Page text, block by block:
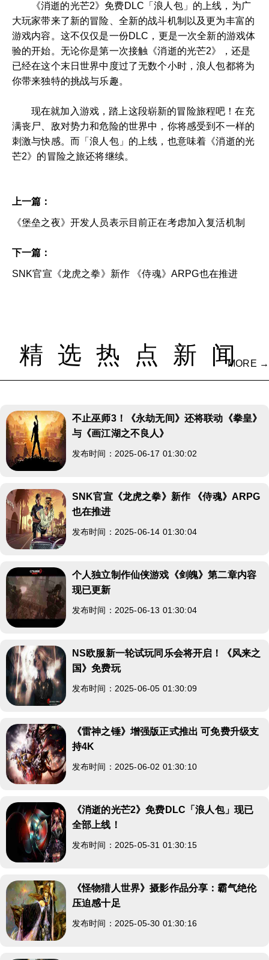
《消逝的光芒2》免费DLC「浪人包」的上线，为广
大玩家带来了新的冒险、全新的战斗机制以及更为丰富的
游戏内容。这不仅仅是一份DLC，更是一次全新的游戏体
验的开始。无论你是第一次接触《消逝的光芒2》，还是
已经在这个末日世界中度过了无数个小时，浪人包都将为
你带来独特的挑战与乐趣。
现在就加入游戏，踏上这段崭新的冒险旅程吧！在充
满丧尸、敌对势力和危险的世界中，你将感受到不一样的
刺激与快感。而「浪人包」的上线，也意味着《消逝的光
芒2》的冒险之旅还将继续。
上一篇：
《堡垒之夜》开发人员表示目前正在考虑加入复活机制
下一篇：
SNK官宣《龙虎之拳》新作 《侍魂》ARPG也在推进
精选热点新闻
MORE →
不止巫师3！《永劫无间》还将联动《拳皇》
与《画江湖之不良人》
发布时间：2025-06-17 01:30:02
SNK官宣《龙虎之拳》新作 《侍魂》ARPG
也在推进
发布时间：2025-06-14 01:30:04
个人独立制作仙侠游戏《剑魄》第二章内容
现已更新
发布时间：2025-06-13 01:30:04
NS欧服新一轮试玩同乐会将开启！《风来之
国》免费玩
发布时间：2025-06-05 01:30:09
《雷神之锤》增强版正式推出 可免费升级支
持4K
发布时间：2025-06-02 01:30:10
《消逝的光芒2》免费DLC「浪人包」现已
全部上线！
发布时间：2025-05-31 01:30:15
《怪物猎人世界》摄影作品分享：霸气绝伦
压迫感十足
发布时间：2025-05-30 01:30:16